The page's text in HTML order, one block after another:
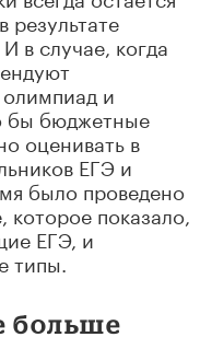
результате
в случае, когда
и
бы бюджетные
оценивать в
ЕГЭ и
было проведено
показало,
ЕГЭ, и
типы.
больше